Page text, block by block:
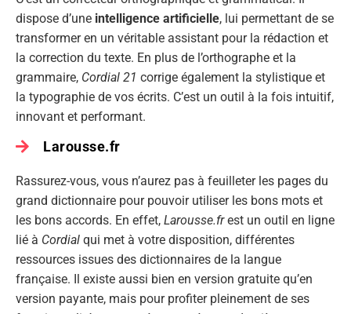
dispose d’une intelligence artificielle, lui permettant de se
transformer en un véritable assistant pour la rédaction et
la correction du texte. En plus de l’orthographe et la
grammaire, Cordial 21 corrige également la stylistique et
la typographie de vos écrits. C’est un outil à la fois intuitif,
innovant et performant.
Larousse.fr
Rassurez-vous, vous n’aurez pas à feuilleter les pages du
grand dictionnaire pour pouvoir utiliser les bons mots et
les bons accords. En effet, Larousse.frest un outil en ligne
lié à Cordial qui met à votre disposition, différentes
ressources issues des dictionnaires de la langue
française. Il existe aussi bien en version gratuite qu’en
version payante, mais pour profiter pleinement de ses